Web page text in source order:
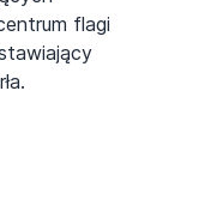
flagi